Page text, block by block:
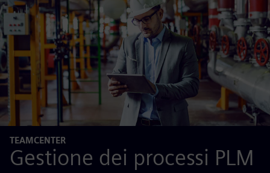
TEAMCENTER
Gestione dei processi PLM